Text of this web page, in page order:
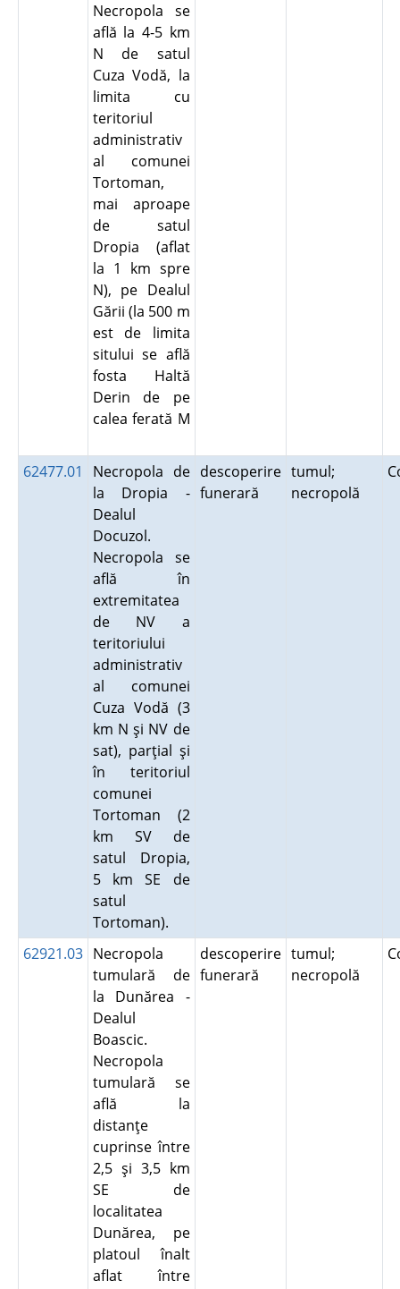
Necropola se
află la 4-5 km
N de satul
Cuza Vodă, la
limita cu
teritoriul
administrativ
al comunei
Tortoman,
mai aproape
de satul
Dropia (aflat
la 1 km spre
N), pe Dealul
Gării (la 500 m
est de limita
sitului se află
fosta Haltă
Derin de pe
calea ferată M
62477.01
Necropola de
la Dropia -
Dealul
Docuzol.
Necropola se
află în
extremitatea
de NV a
teritoriului
administrativ
al comunei
Cuza Vodă (3
km N şi NV de
sat), parţial şi
în teritoriul
comunei
Tortoman (2
km SV de
satul Dropia,
5 km SE de
satul
Tortoman).
descoperire
funerară
tumul;
necropolă
62921.03 Necropola
tumulară de
la Dunărea -
Dealul
Boascic.
Necropola
tumulară se
află la
distanţe
cuprinse între
2,5 şi 3,5 km
SE de
localitatea
Dunărea, pe
platoul înalt
aflat între
descoperire
funerară
tumul;
necropolă